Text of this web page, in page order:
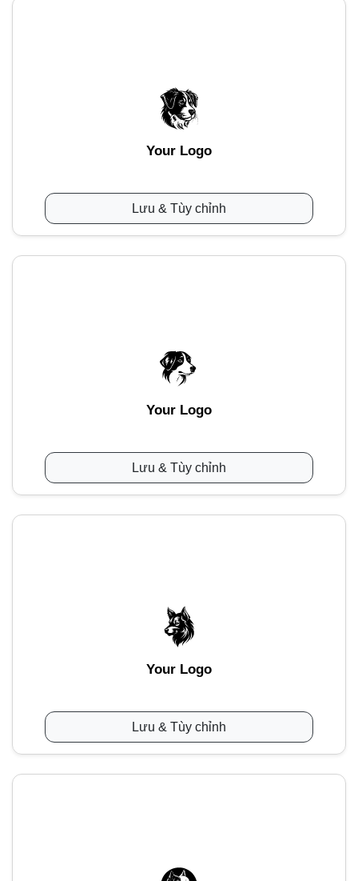
Your Logo
Lưu & Tùy chỉnh
Your Logo
Lưu & Tùy chỉnh
Your Logo
Lưu & Tùy chỉnh